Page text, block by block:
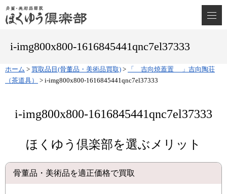
i-img800x800-1616845441qnc7el37333
ホーム > 買取品目(骨董品・美術品買取) >
「 吉向焼蓋置 」吉向陶荘
（茶道具）
> i-img800x800-1616845441qnc7el37333
i-img800x800-1616845441qnc7el37333
ほくゆう倶楽部を選ぶメリット
骨董品・美術品を適正価格で買取